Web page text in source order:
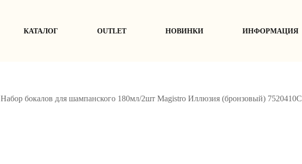
КАТАЛОГ ОUTLET НОВИНКИ ИНФОРМАЦИЯ
Набор бокалов для шампанского 180мл/2шт Magistro Иллюзия (бронзовый) 7520410С